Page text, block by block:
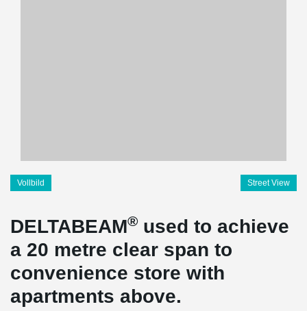
Vollbild Street View
DELTABEAM® used to achieve
a 20 metre clear span to
convenience store with
apartments above.